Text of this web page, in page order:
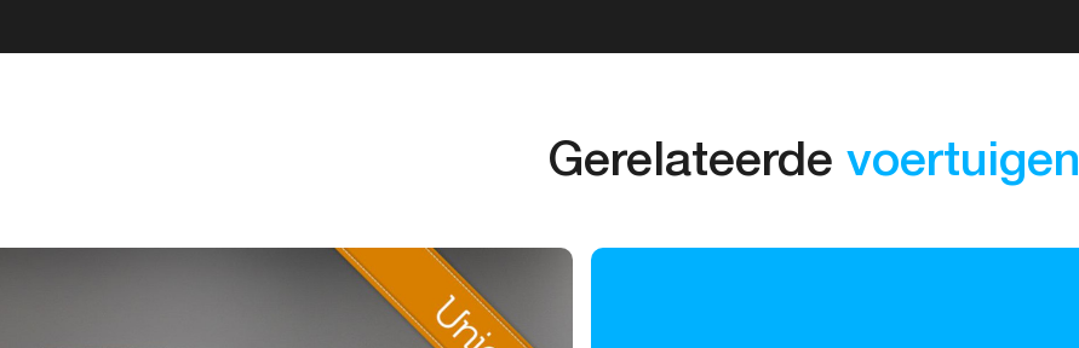
Gerelateerde voertuigen